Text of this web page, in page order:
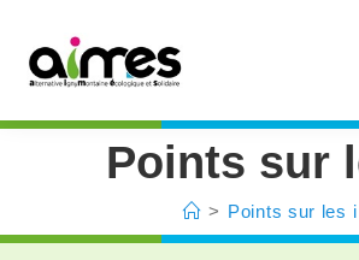
Points sur
> Points sur les i